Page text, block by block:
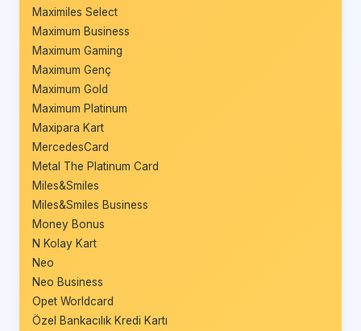
Maximiles Select
Maximum Business
Maximum Gaming
Maximum Genç
Maximum Gold
Maximum Platinum
Maxipara Kart
MercedesCard
Metal The Platinum Card
Miles&Smiles
Miles&Smiles Business
Money Bonus
N Kolay Kart
Neo
Neo Business
Opet Worldcard
Özel Bankacılık Kredi Kartı